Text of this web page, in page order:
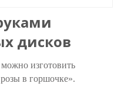
дисков
изготовить
в горшочке».